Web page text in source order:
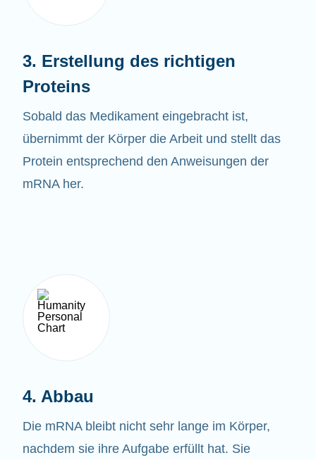
3. Erstellung des richtigen
Proteins
Sobald das Medikament eingebracht ist,
übernimmt der Körper die Arbeit und stellt das
Protein entsprechend den Anweisungen der
mRNA her.
4. Abbau
Die mRNA bleibt nicht sehr lange im Körper,
nachdem sie ihre Aufgabe erfüllt hat. Sie